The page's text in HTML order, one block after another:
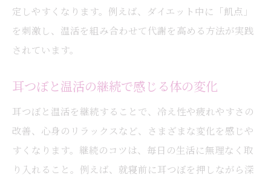
定しやすくなります。例えば、ダイエット中に「飢点」
を刺激し、温活を組み合わせて代謝を高める方法が実践
されています。
耳つぼと温活の継続で感じる体の変化
耳つぼと温活を継続することで、冷え性や疲れやすさの
改善、心身のリラックスなど、さまざまな変化を感じや
すくなります。継続のコツは、毎日の生活に無理なく取
り入れること。例えば、就寝前に耳つぼを押しながら深